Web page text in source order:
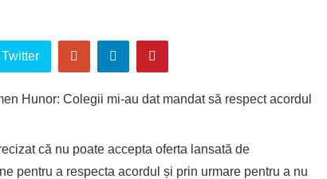
că nu poate accepta oferta lansată de
pentru a respecta acordul și prin urmare pentru a nu